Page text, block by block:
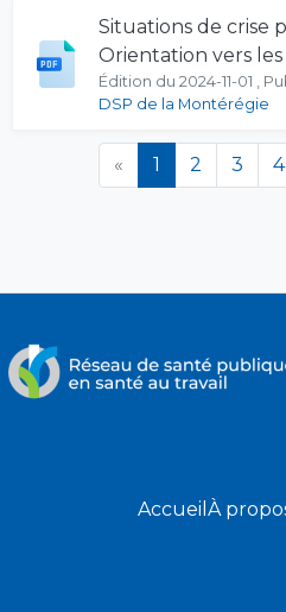
Situations de crise
Orientation vers les
Édition du 2024-11-01 ,
DSP de la Montérégie
« 1 (en cours)
2 3 4
Accueil À